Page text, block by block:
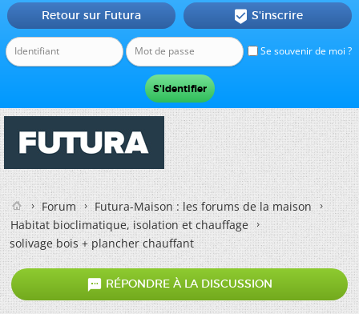
Se souvenir de moi ?
Retour sur Futura  S'inscrire
Forum
Futura-Maison : les forums de la maison
Habitat bioclimatique, isolation et chauffage
solivage bois + plancher chauffant
 RÉPONDRE À LA DISCUSSION